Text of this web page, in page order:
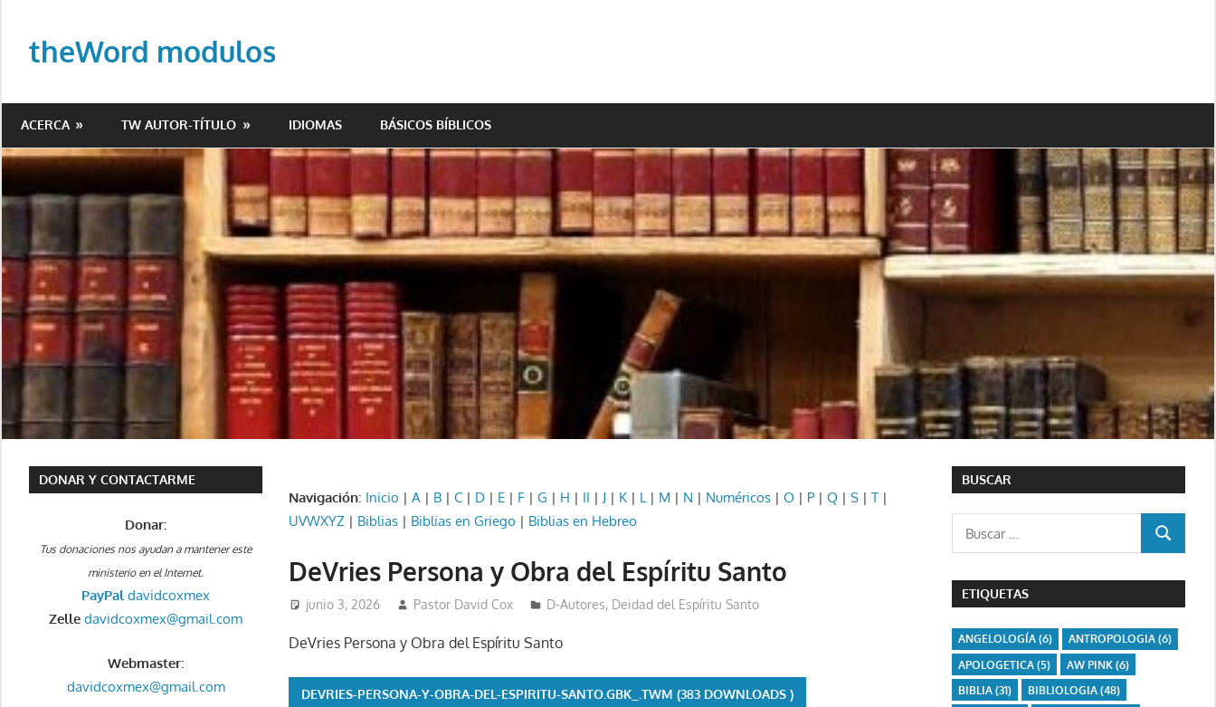
contenido
theWord modulos
modulos
para
ACERCA TW AUTOR-TÍTULO IDIOMAS BÁSICOS BÍBLICOS
Navigación: Inicio |A | B |C | D | E | F |G | H | II | J | K | L| M | N | Numéricos |O | P|Q |S |T |
UVWXYZ | Biblias | Biblias en Griego | Biblias en Hebreo
DeVries Persona y Obra del Espíritu Santo
junio 3, 2026 Pastor David Cox D-Autores, Deidad del Espíritu Santo
DeVries Persona y Obra del Espíritu Santo
DEVRIES-PERSONA-Y-OBRA-DEL-ESPIRITU-SANTO.GBK_.TWM (383 DOWNLOADS )
DONAR Y CONTACTARME
Donar:
Tus donaciones nos ayudan a mantener este
ministerio en el Internet.
PayPaldavidcoxmex
Zelle davidcoxmex@gmail.com
Webmaster:
davidcoxmex@gmail.com
BUSCAR
BUSCAR
ETIQUETAS
ANGELOLOGÍA(6) ANTROPOLOGIA(6)
APOLOGETICA(5) AW PINK(6)
BIBLIA(31) BIBLIOLOGIA(48)